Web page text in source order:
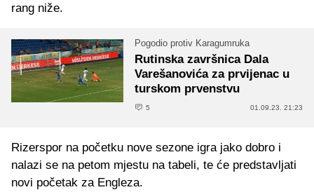
rang niže.
Pogodio protiv Karagumruka
Rutinska završnica Dala
Varešanovića za prvijenac u
turskom prvenstvu
5 01.09.23. 21:23
Rizerspor na početku nove sezone igra jako dobro i
nalazi se na petom mjestu na tabeli, te će predstavljati
novi početak za Engleza.